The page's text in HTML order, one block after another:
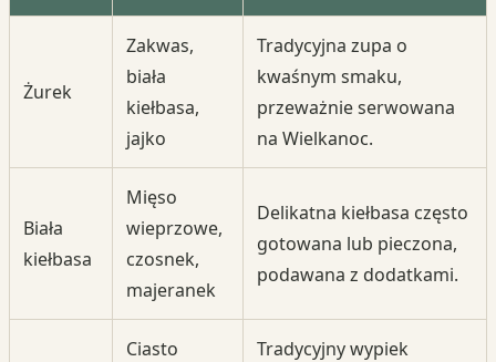
Żurek
Zakwas,
biała
kiełbasa,
jajko
Tradycyjna zupa o
kwaśnym smaku,
przeważnie serwowana
na Wielkanoc.
Biała
kiełbasa
Mięso
wieprzowe,
czosnek,
majeranek
Delikatna kiełbasa często
gotowana lub pieczona,
podawana z dodatkami.
Ciasto
Tradycyjny wypiek